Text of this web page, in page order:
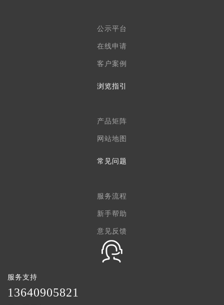
公示平台
在线申请
客户案例
浏览指引
产品矩阵
网站地图
常见问题
服务流程
新手帮助
意见反馈
服务支持
1 3640905821